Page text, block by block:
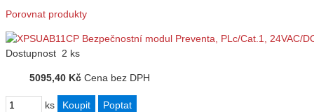
Porovnat produkty
Dostupnost 2 ks
5095,40 Kč Cena bez DPH
ks